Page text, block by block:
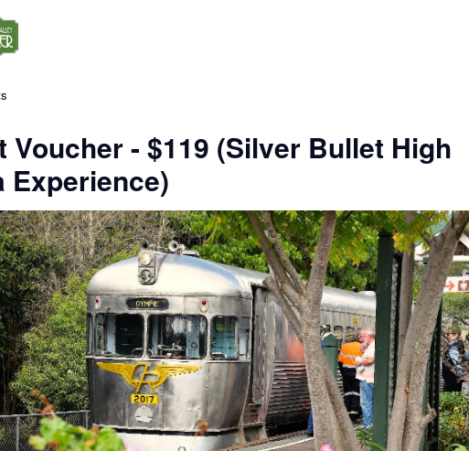
Voucher - $119 (Silver Bullet High
Experience)